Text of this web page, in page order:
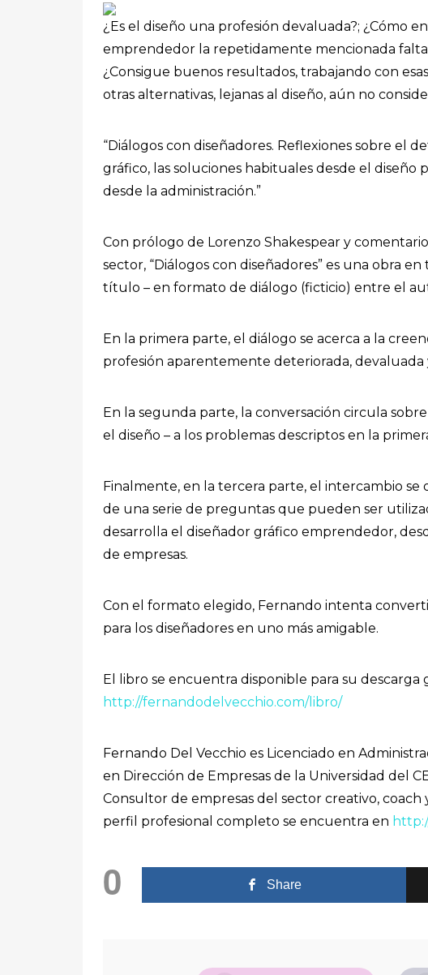
¿Es el diseño una profesión devaluada?; ¿Cómo
emprendedor la repetidamente mencionada falta
¿Consigue buenos resultados, trabajando con
otras alternativas, lejanas al diseño, aún no
“Diálogos con diseñadores. Reflexiones sobre el
gráfico, las soluciones habituales desde el
desde la administración.”
Con prólogo de Lorenzo Shakespear y
sector, “Diálogos con diseñadores” es una obra
título – en formato de diálogo (ficticio) entre el
En la primera parte, el diálogo se acerca a la
profesión aparentemente deteriorada, devaluada
En la segunda parte, la conversación circula
el diseño – a los problemas descriptos en la
Finalmente, en la tercera parte, el intercambio se
de una serie de preguntas que pueden ser
desarrolla el diseñador gráfico emprendedor,
de empresas.
Con el formato elegido, Fernando intenta
para los diseñadores en uno más amigable.
El libro se encuentra disponible para su descarga
http://fernandodelvecchio.com/libro/
Fernando Del Vecchio es Licenciado en
en Dirección de Empresas de la Universidad del
Consultor de empresas del sector creativo,
perfil profesional completo se encuentra en
0 Share